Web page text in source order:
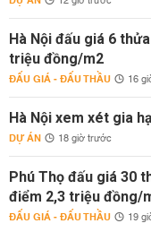
Hà Nội đấu giá 6
triệu đồng/m2
ĐẤU GIÁ - ĐẤU THẦU 16
Hà Nội xem xét gia
DỰ ÁN 18 giờ trước
Phú Thọ đấu giá 30
điểm 2,3 triệu đồng/
ĐẤU GIÁ - ĐẤU THẦU 19